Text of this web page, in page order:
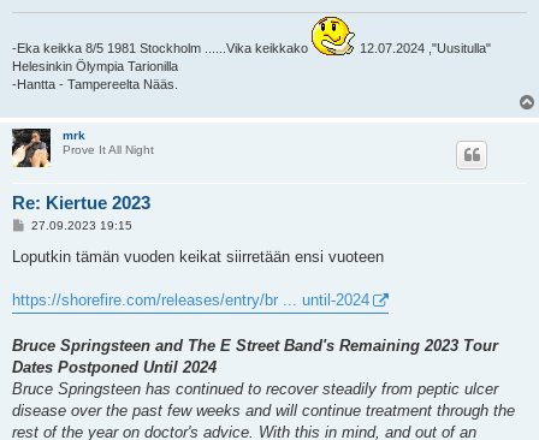
-Eka keikka 8/5 1981 Stockholm ......Vika keikkako
12.07.2024 ,"Uusitulla"
Helesinkin Ölympia Tarionilla
-Hantta - Tampereelta Nääs.
mrk
Prove It All Night
Re: Kiertue 2023
V
e
s
i
27.09.2023 19:15
Loputkin tämän vuoden keikat siirretään ensi vuoteen
https://shorefire.com/releases/entry/br ... until-2024
Bruce Springsteen and The E Street Band's Remaining 2023 Tour
Dates Postponed Until 2024
Bruce Springsteen has continued to recover steadily from peptic ulcer
disease over the past few weeks and will continue treatment through the
rest of the year on doctor's advice. With this in mind, and out of an